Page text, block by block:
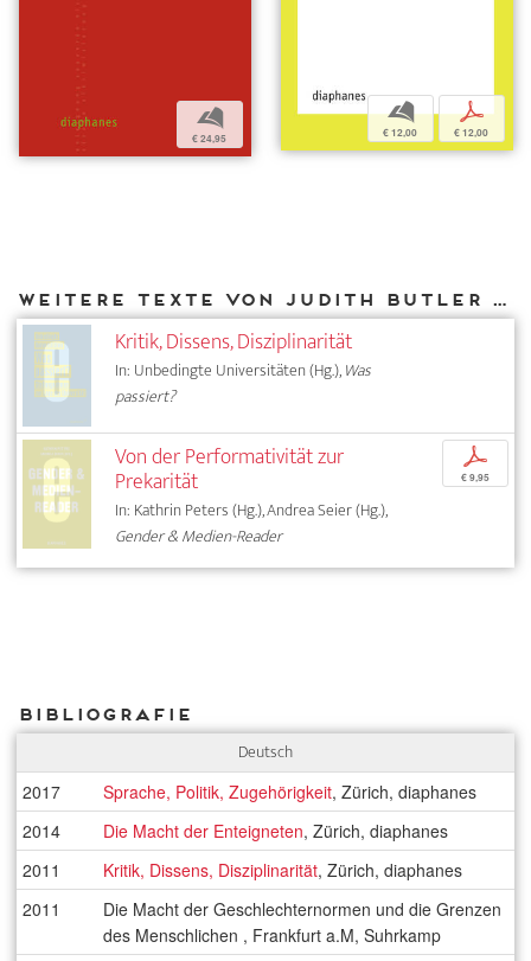
b
€ 24,95
b
€ 12,00
p
€ 12,00
Weitere Texte von Judith Butler bei DIAPHANES
Kritik, Dissens, Disziplinarität
In: Unbedingte Universitäten (Hg.),Was
passiert?
Von der Performativität zur
Prekarität
In: Kathrin Peters (Hg.), Andrea Seier (Hg.),
Gender & Medien-Reader
p
€ 9,95
Bibliografie
Deutsch
2017 Sprache, Politik, Zugehörigkeit, Zürich, diaphanes
2014
Die Macht der Enteigneten, Zürich, diaphanes
2011
Kritik, Dissens, Disziplinarität, Zürich, diaphanes
2011
Die Macht der Geschlechternormen und die Grenzen
des Menschlichen , Frankfurt a.M, Suhrkamp